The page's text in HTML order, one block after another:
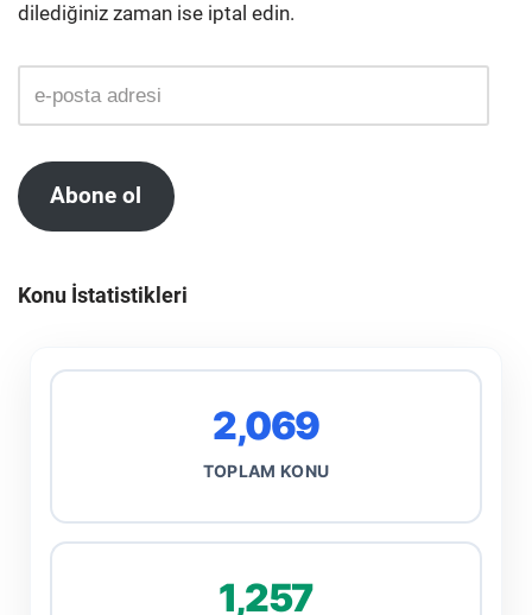
dilediğiniz zaman ise iptal edin.
Abone ol
Konu İstatistikleri
2,069
TOPLAM KONU
1,257